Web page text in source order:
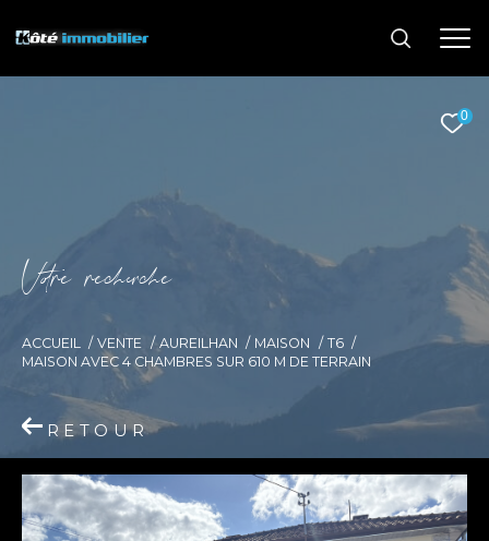
0
Vore recece
ACCUEIL VENTE AUREILHAN MAISON
T6
MAISON AVEC 4 CHAMBRES SUR 610 M DE TERRAIN
RETOUR